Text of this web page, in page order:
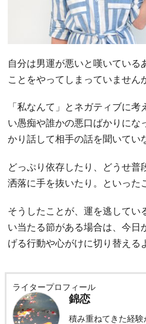
自分は男運が悪いと嘆いている
ことをやってしまっていません
「私なんて」とネガティブに
い愚痴や誰かの悪口ばかりにな
かり話して相手の話を聞いてい
どっぷり依存したり、どうせ普
洒落に手を抜いたり。といった
そうしたことが、運を逃してい
い当たる節がある場合は、今日
げる行動や心がけに切り替える
ライタープロフィール
錦恋
積み重ねてきた経